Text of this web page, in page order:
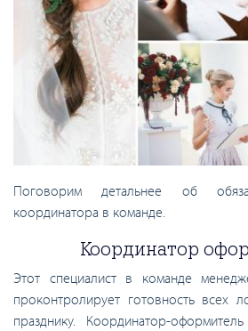
Поговорим детальнее об
координатора в команде.
Координатор
Этот специалист в команде
проконтролирует готовность всех
празднику. Координатор-